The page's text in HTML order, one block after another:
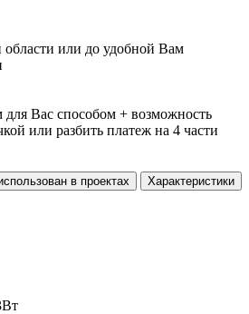
или до удобной Вам
Вас способом + возможность
или разбить платеж на 4 части
использован в проектах Характеристики